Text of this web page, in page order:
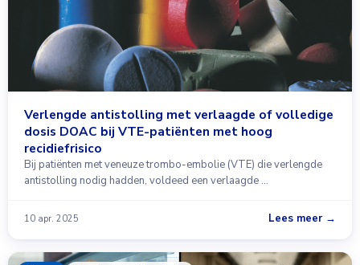
Verlengde antistolling met verlaagde of volledige
dosis DOAC bij VTE-patiënten met hoog
recidiefrisico
Bij patiënten met veneuze trombo-embolie (VTE) die verlengde
antistolling nodig hadden, voldeed een verlaagde …
10 apr. 2025 Lees meer →